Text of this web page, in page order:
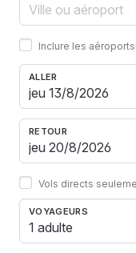
Inclure les
ALLER
RETOUR
Vols directs
VOYAGEURS
1 adulte